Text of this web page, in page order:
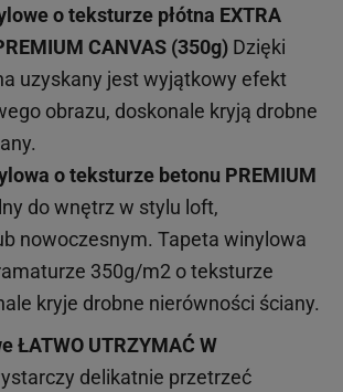
oteksturze płótna EXTRA
CANVAS (350g) Dzięki
uzyskany jest wyjątkowy efekt
obrazu, doskonale kryją drobne
oteksturze betonu PREMIUM
do wnętrz w stylu loft,
nowoczesnym. Tapeta winylowa
350g/m2 o teksturze
kryje drobne nierówności ściany.
ŁATWO UTRZYMAĆ W
delikatnie przetrzeć